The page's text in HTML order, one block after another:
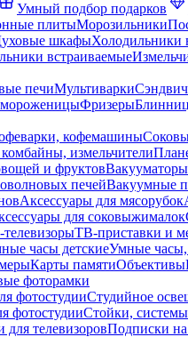
Умный подбор подарков
плитыМорозильники
шкафыХолодильники
встраиваемые
печиМультиварки
Фризеры
кофемашины
измельчители
и фруктовВакууматоры
печейВакуумные
Аксессуары для мясорубок
для соковыжималок
ТВ-приставки и
часы детскиеУмные часы,
Карты памятиОбъективы
фоторамки
фотостудииСтудийное
фотостудииСтойки,
для телевизоровПодписки